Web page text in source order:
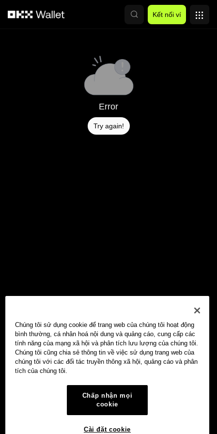
Kết nối ví
Error
Try again!
Chúng tôi sử dụng cookie để trang web của chúng tôi hoạt động
bình thường, cá nhân hoá nội dung và quảng cáo, cung cấp các
tính năng của mạng xã hội và phân tích lưu lượng của chúng tôi.
Chúng tôi cũng chia sẻ thông tin về việc sử dụng trang web của
chúng tôi với các đối tác truyền thông xã hội, quảng cáo và phân
tích của chúng tôi.
Chấp nhận mọi
cookie
Cài đặt cookie